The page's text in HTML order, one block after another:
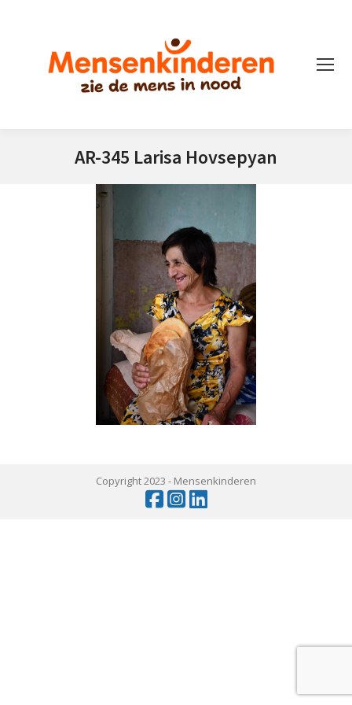
AR-345 Larisa Hovsepyan
Copyright 2023 - Mensenkinderen